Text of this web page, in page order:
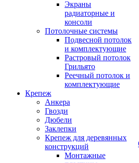
Экраны
радиаторные и
консоли
Потолочные системы
Подвесной потолок
и комплектующие
Растровый потолок
Грильято
Реечный потолок и
комплектующие
Крепеж
Анкера
Гвозди
Дюбели
Заклепки
Крепеж для деревянных
конструкций
Монтажные